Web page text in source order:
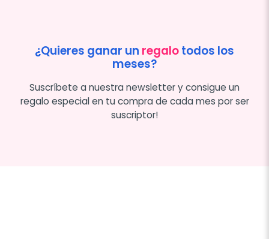
¿Quieres ganar un regalotodos los
meses?
Suscríbete a nuestra newsletter y consigue un
regalo especial en tu compra de cada mes por ser
suscriptor!